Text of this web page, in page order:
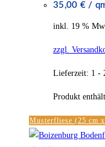
35,00 € /
inkl. 19 %
zzgl.
Lieferzeit: 1 -
Produkt
Musterfliese (25 cm